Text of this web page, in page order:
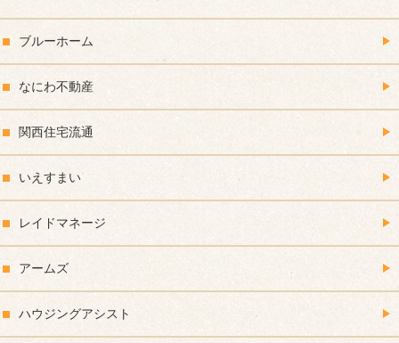
ブルーホーム
なにわ不動産
関西住宅流通
いえすまい
レイドマネージ
アームズ
ハウジングアシスト